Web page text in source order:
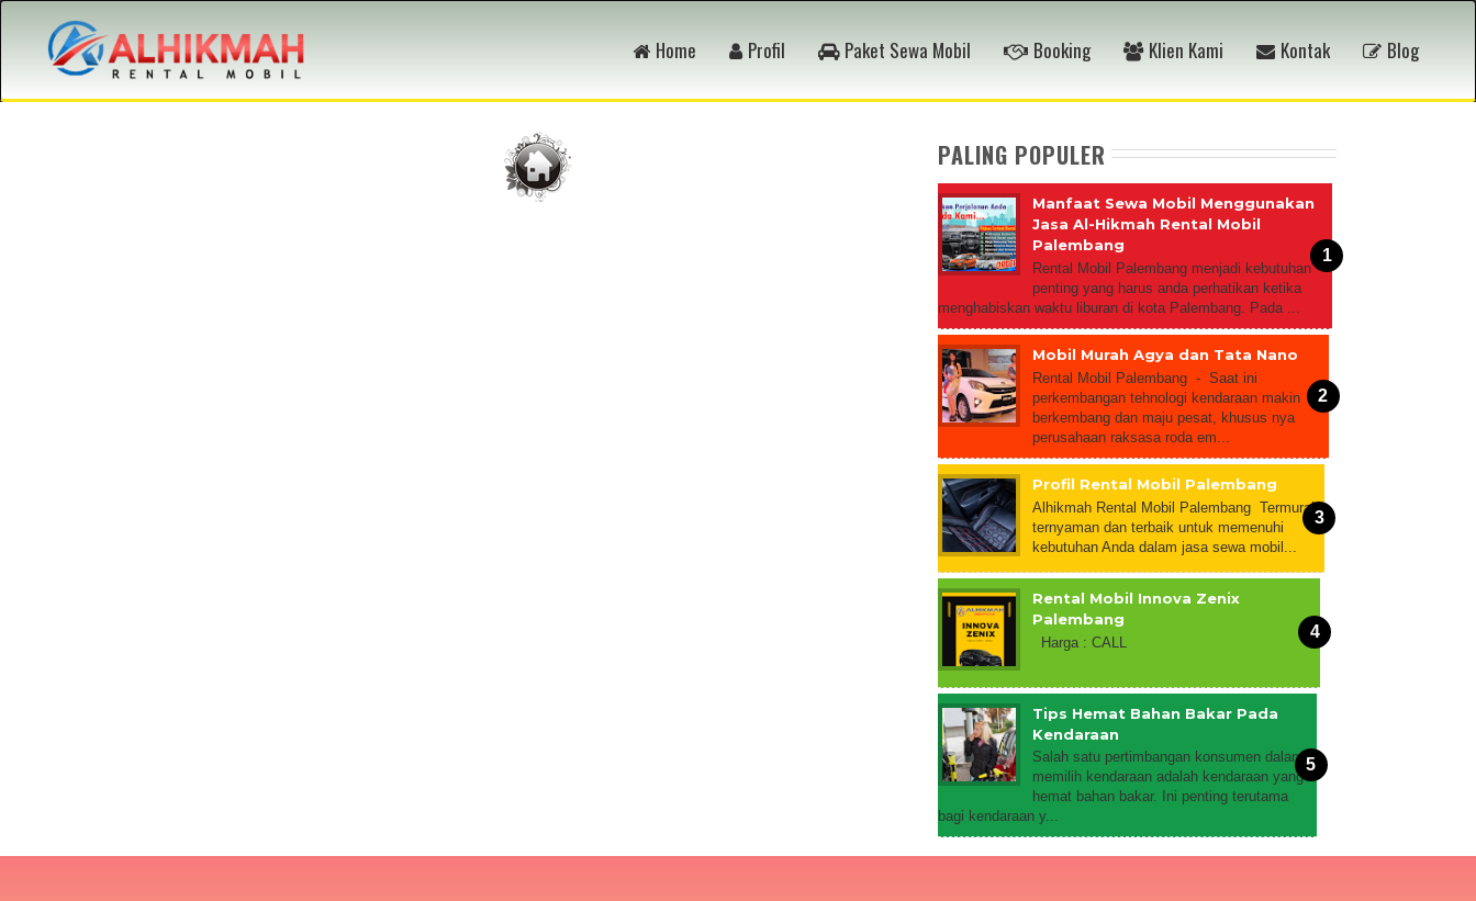
Home Profil Paket Sewa Mobil Booking Klien Kami Kontak Blog
PALING POPULER
Manfaat Sewa Mobil Menggunakan
Jasa Al-Hikmah Rental Mobil
Palembang
Rental Mobil Palembang menjadi kebutuhan
penting yang harus anda perhatikan ketika
menghabiskan waktu liburan di kota Palembang. Pada ...
Mobil Murah Agya dan Tata Nano
Rental Mobil Palembang - Saat ini
perkembangan tehnologi kendaraan makin
berkembang dan maju pesat, khusus nya
perusahaan raksasa roda em...
Profil Rental Mobil Palembang
Alhikmah Rental Mobil Palembang Termurah,
ternyaman dan terbaik untuk memenuhi
kebutuhan Anda dalam jasa sewa mobil...
Rental Mobil Innova Zenix
Palembang
Harga : CALL
Tips Hemat Bahan Bakar Pada
Kendaraan
Salah satu pertimbangan konsumen dalam
memilih kendaraan adalah kendaraan yang
hemat bahan bakar. Ini penting terutama
bagi kendaraan y...